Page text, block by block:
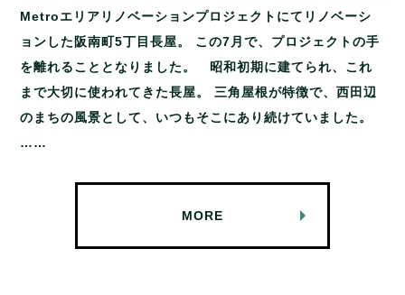
Metroエリアリノベーションプロジェクトにてリノベーシ
ョンした阪南町5丁目長屋。 この7月で、プロジェクトの手
を離れることとなりました。 昭和初期に建てられ、これ
まで大切に使われてきた長屋。 三角屋根が特徴で、西田辺
のまちの風景として、いつもそこにあり続けていました。
……
MORE